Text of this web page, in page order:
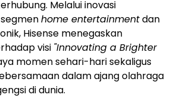
Melalui inovasi
home entertainmentdan
Hisense menegaskan
visi "Innovating a Brighter
momen sehari-hari sekaligus
dalam ajang olahraga
di dunia.